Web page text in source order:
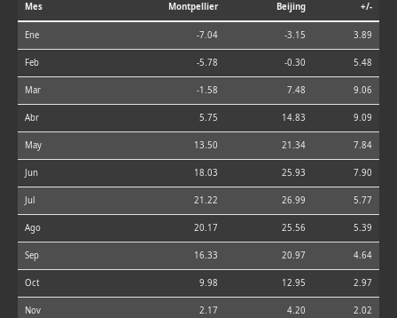
Mes Montpellier Beijing +/-
Ene -7.04 -3.15 3.89
Feb -5.78 -0.30 5.48
Mar -1.58 7.48 9.06
Abr 5.75 14.83 9.09
May 13.50 21.34 7.84
Jun 18.03 25.93 7.90
Jul 21.22 26.99 5.77
Ago 20.17 25.56 5.39
Sep 16.33 20.97 4.64
Oct 9.98 12.95 2.97
Nov 2.17 4.20 2.02